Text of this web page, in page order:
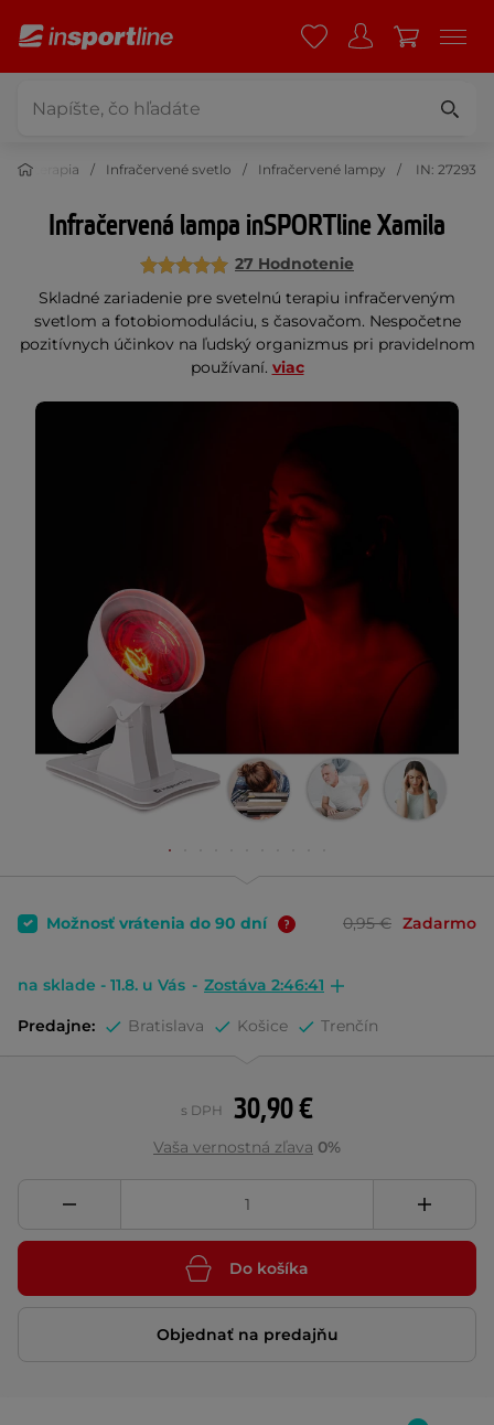
terapia Infračervené svetlo Infračervené lampy IN: 27293
Infračervená lampa inSPORTline Xamila
27 Hodnotenie
Skladné zariadenie pre svetelnú terapiu infračerveným
svetlom a fotobiomoduláciu, s časovačom. Nespočetne
pozitívnych účinkov na ľudský organizmus pri pravidelnom
používaní. viac
Možnosť vrátenia do 90 dní 0,95 € Zadarmo
na sklade - 11.8. u Vás - Zostáva 2:46:41
Predajne: Bratislava Košice Trenčín
30,90 €
s DPH
Vaša vernostná zľava 0%
Do košíka
Objednať na predajňu